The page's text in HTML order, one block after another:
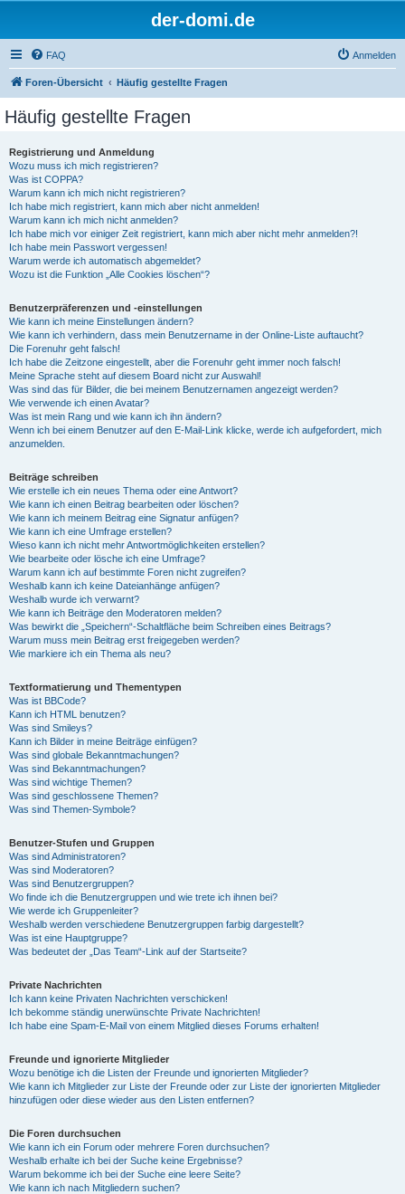
der-domi.de
FAQ Anmelden
Foren-Übersicht Häufig gestellte Fragen
Häufig gestellte Fragen
Registrierung und Anmeldung
Wozu muss ich mich registrieren?
Was ist COPPA?
Warum kann ich mich nicht registrieren?
Ich habe mich registriert, kann mich aber nicht anmelden!
Warum kann ich mich nicht anmelden?
Ich habe mich vor einiger Zeit registriert, kann mich aber nicht mehr anmelden?!
Ich habe mein Passwort vergessen!
Warum werde ich automatisch abgemeldet?
Wozu ist die Funktion „Alle Cookies löschen“?
Benutzerpräferenzen und -einstellungen
Wie kann ich meine Einstellungen ändern?
Wie kann ich verhindern, dass mein Benutzername in der Online-Liste auftaucht?
Die Forenuhr geht falsch!
Ich habe die Zeitzone eingestellt, aber die Forenuhr geht immer noch falsch!
Meine Sprache steht auf diesem Board nicht zur Auswahl!
Was sind das für Bilder, die bei meinem Benutzernamen angezeigt werden?
Wie verwende ich einen Avatar?
Was ist mein Rang und wie kann ich ihn ändern?
Wenn ich bei einem Benutzer auf den E-Mail-Link klicke, werde ich aufgefordert, mich
anzumelden.
Beiträge schreiben
Wie erstelle ich ein neues Thema oder eine Antwort?
Wie kann ich einen Beitrag bearbeiten oder löschen?
Wie kann ich meinem Beitrag eine Signatur anfügen?
Wie kann ich eine Umfrage erstellen?
Wieso kann ich nicht mehr Antwortmöglichkeiten erstellen?
Wie bearbeite oder lösche ich eine Umfrage?
Warum kann ich auf bestimmte Foren nicht zugreifen?
Weshalb kann ich keine Dateianhänge anfügen?
Weshalb wurde ich verwarnt?
Wie kann ich Beiträge den Moderatoren melden?
Was bewirkt die „Speichern“-Schaltfläche beim Schreiben eines Beitrags?
Warum muss mein Beitrag erst freigegeben werden?
Wie markiere ich ein Thema als neu?
Textformatierung und Thementypen
Was ist BBCode?
Kann ich HTML benutzen?
Was sind Smileys?
Kann ich Bilder in meine Beiträge einfügen?
Was sind globale Bekanntmachungen?
Was sind Bekanntmachungen?
Was sind wichtige Themen?
Was sind geschlossene Themen?
Was sind Themen-Symbole?
Benutzer-Stufen und Gruppen
Was sind Administratoren?
Was sind Moderatoren?
Was sind Benutzergruppen?
Wo finde ich die Benutzergruppen und wie trete ich ihnen bei?
Wie werde ich Gruppenleiter?
Weshalb werden verschiedene Benutzergruppen farbig dargestellt?
Was ist eine Hauptgruppe?
Was bedeutet der „Das Team“-Link auf der Startseite?
Private Nachrichten
Ich kann keine Privaten Nachrichten verschicken!
Ich bekomme ständig unerwünschte Private Nachrichten!
Ich habe eine Spam-E-Mail von einem Mitglied dieses Forums erhalten!
Freunde und ignorierte Mitglieder
Wozu benötige ich die Listen der Freunde und ignorierten Mitglieder?
Wie kann ich Mitglieder zur Liste der Freunde oder zur Liste der ignorierten Mitglieder
hinzufügen oder diese wieder aus den Listen entfernen?
Die Foren durchsuchen
Wie kann ich ein Forum oder mehrere Foren durchsuchen?
Weshalb erhalte ich bei der Suche keine Ergebnisse?
Warum bekomme ich bei der Suche eine leere Seite?
Wie kann ich nach Mitgliedern suchen?